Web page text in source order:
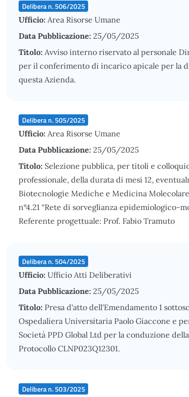
Delibera n. 506/2025
Ufficio: Area Risorse Umane
Data Pubblicazione: 25/05/2025
Titolo: Avviso interno riservato al personale
per il conferimento di incarico apicale per la
questa Azienda.
Delibera n. 505/2025
Ufficio: Area Risorse Umane
Data Pubblicazione: 25/05/2025
Titolo: Selezione pubblica, per titoli e
professionale, della durata di mesi 12,
Biotecnologie Mediche e Medicina
n°4.21 “Rete di sorveglianza epidemiologico-
Referente progettuale: Prof. Fabio Tramuto
Delibera n. 504/2025
Ufficio: Ufficio Atti Deliberativi
Data Pubblicazione: 25/05/2025
Titolo: Presa d'atto dell'Emendamento 1
Ospedaliera Universitaria Paolo Giaccone e
Società PPD Global Ltd per la conduzione
Protocollo CLNP023Q12301.
Delibera n. 503/2025